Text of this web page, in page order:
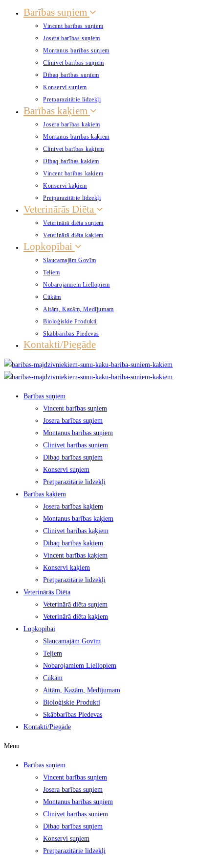
Barības suņiem
Vincent barības suņiem
Josera barības suņiem
Montanus barības suņiem
Clinivet barības suņiem
Dibaq barības suņiem
Konservi suņiem
Pretparazitārie līdzekļi
Barības kaķiem
Josera barības kaķiem
Montanus barības kaķiem
Clinivet barības kaķiem
Dibaq barības kaķiem
Vincent barības kaķiem
Konservi kaķiem
Pretparazitārie līdzekļi
Veterinārās Diēta
Veterinārā diēta suņiem
Veterinārā diēta kaķiem
Lopkopībai
Slaucamajām Govīm
Teļiem
Nobarojamiem Liellopiem
Cūkām
Aitām, Kazām, Medījumam
Bioloģiskie Produkti
Skābbarības Piedevas
Kontakti/Piegāde
Barības suņiem
Vincent barības suņiem
Josera barības suņiem
Montanus barības suņiem
Clinivet barības suņiem
Dibaq barības suņiem
Konservi suņiem
Pretparazitārie līdzekļi
Barības kaķiem
Josera barības kaķiem
Montanus barības kaķiem
Clinivet barības kaķiem
Dibaq barības kaķiem
Vincent barības kaķiem
Konservi kaķiem
Pretparazitārie līdzekļi
Veterinārās Diēta
Veterinārā diēta suņiem
Veterinārā diēta kaķiem
Lopkopībai
Slaucamajām Govīm
Teļiem
Nobarojamiem Liellopiem
Cūkām
Aitām, Kazām, Medījumam
Bioloģiskie Produkti
Skābbarības Piedevas
Kontakti/Piegāde
Menu
Barības suņiem
Vincent barības suņiem
Josera barības suņiem
Montanus barības suņiem
Clinivet barības suņiem
Dibaq barības suņiem
Konservi suņiem
Pretparazitārie līdzekļi